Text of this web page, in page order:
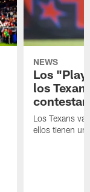
NEWS
Los
los
contestar
Los Texans
ellos tienen un